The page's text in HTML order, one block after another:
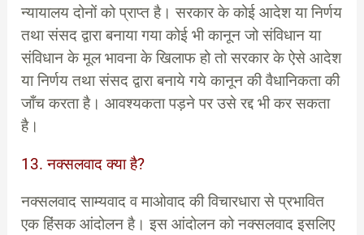
न्यायालय दोनों को प्राप्त है। सरकार के कोई आदेश या निर्णय
तथा संसद द्वारा बनाया गया कोई भी कानून जो संविधान या
संविधान के मूल भावना के खिलाफ हो तो सरकार के ऐसे आदेश
या निर्णय तथा संसद द्वारा बनाये गये कानून की वैधानिकता की
जाँच करता है। आवश्यकता पड़ने पर उसे रद्द भी कर सकता
है।
13. नक्सलवाद क्या है?
नक्सलवाद साम्यवाद व माओवाद की विचारधारा से प्रभावित
एक हिंसक आंदोलन है। इस आंदोलन को नक्सलवाद इसलिए